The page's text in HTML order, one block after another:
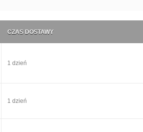
CZAS DOSTAWY
1 dzień
1 dzień